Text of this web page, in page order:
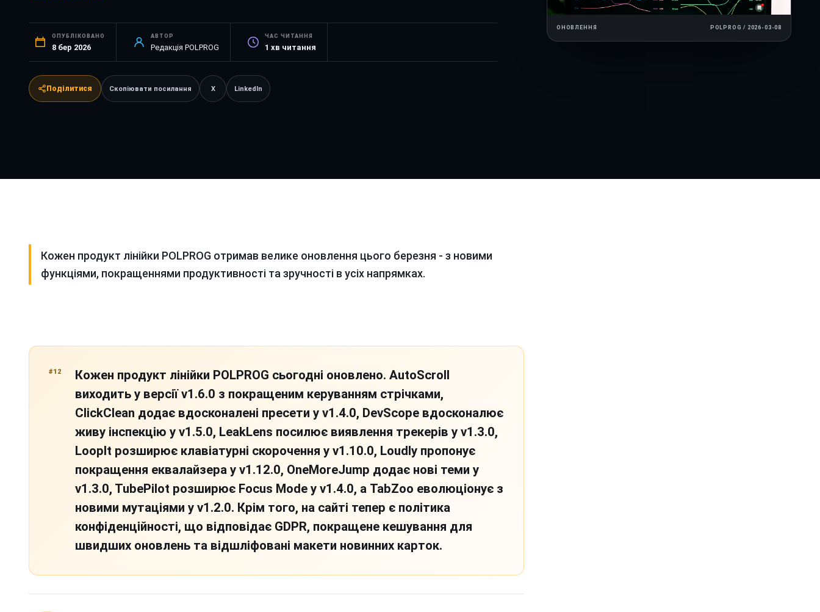
ОПУБЛІКОВАНО
8 бер 2026
АВТОР
Редакція POLPROG
ЧАС ЧИТАННЯ
1 хв читання
Поділитися Скопіювати посилання X LinkedIn
ОНОВЛЕННЯ POLPROG / 2026-03-08
Кожен продукт лінійки POLPROG отримав велике оновлення цього березня - з новими
функціями, покращеннями продуктивності та зручності в усіх напрямках.
#12
Кожен продукт лінійки POLPROG сьогодні оновлено. AutoScroll
виходить у версії v1.6.0 з покращеним керуванням стрічками,
ClickClean додає вдосконалені пресети у v1.4.0, DevScope вдосконалює
живу інспекцію у v1.5.0, LeakLens посилює виявлення трекерів у v1.3.0,
LoopIt розширює клавіатурні скорочення у v1.10.0, Loudly пропонує
покращення еквалайзера у v1.12.0, OneMoreJump додає нові теми у
v1.3.0, TubePilot розширює Focus Mode у v1.4.0, а TabZoo еволюціонує з
новими мутаціями у v1.2.0. Крім того, на сайті тепер є політика
конфіденційності, що відповідає GDPR, покращене кешування для
швидших оновлень та відшліфовані макети новинних карток.